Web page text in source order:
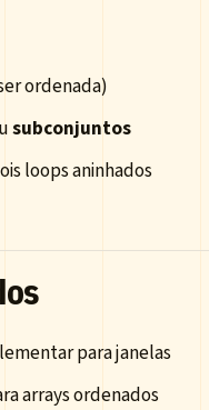
ordenada)
subconjuntos
loops aninhados
para janelas
arrays ordenados